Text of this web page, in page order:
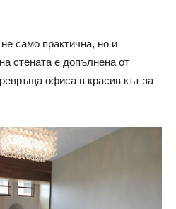
само практична, но и
стената е допълнена от
офиса в красив кът за